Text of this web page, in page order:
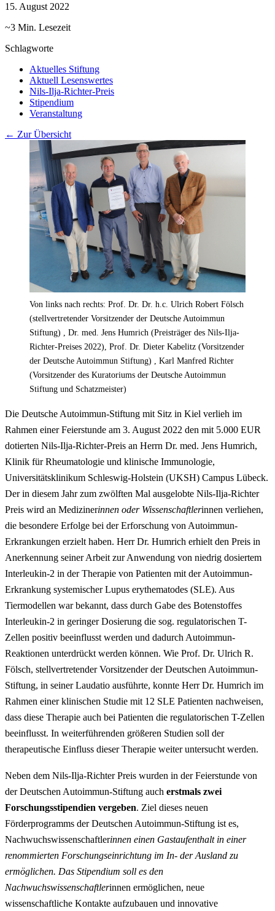
15. August 2022
~3 Min. Lesezeit
Schlagworte
Aktuelles Stiftung
Aktuell Lesenswertes
Nils-Ilja-Richter-Preis
Stipendium
Veranstaltung
← Zur Übersicht
Von links nach rechts: Prof. Dr. Dr. h.c. Ulrich Robert Fölsch
(stellvertretender Vorsitzender der Deutsche Autoimmun
Stiftung) , Dr. med. Jens Humrich (Preisträger des Nils-Ilja-
Richter-Preises 2022), Prof. Dr. Dieter Kabelitz (Vorsitzender
der Deutsche Autoimmun Stiftung) , Karl Manfred Richter
(Vorsitzender des Kuratoriums der Deutsche Autoimmun
Stiftung und Schatzmeister)
Die Deutsche Autoimmun-Stiftung mit Sitz in Kiel verlieh im
Rahmen einer Feierstunde am 3. August 2022 den mit 5.000 EUR
dotierten Nils-Ilja-Richter-Preis an Herrn Dr. med. Jens Humrich,
Klinik für Rheumatologie und klinische Immunologie,
Universitätsklinikum Schleswig-Holstein (UKSH) Campus Lübeck.
Der in diesem Jahr zum zwölften Mal ausgelobte Nils-Ilja-Richter
Preis wird an Medizinerinnen oder Wissenschaftlerinnen verliehen,
die besondere Erfolge bei der Erforschung von Autoimmun-
Erkrankungen erzielt haben. Herr Dr. Humrich erhielt den Preis in
Anerkennung seiner Arbeit zur Anwendung von niedrig dosiertem
Interleukin-2 in der Therapie von Patienten mit der Autoimmun-
Erkrankung systemischer Lupus erythematodes (SLE). Aus
Tiermodellen war bekannt, dass durch Gabe des Botenstoffes
Interleukin-2 in geringer Dosierung die sog. regulatorischen T-
Zellen positiv beeinflusst werden und dadurch Autoimmun-
Reaktionen unterdrückt werden können. Wie Prof. Dr. Ulrich R.
Fölsch, stellvertretender Vorsitzender der Deutschen Autoimmun-
Stiftung, in seiner Laudatio ausführte, konnte Herr Dr. Humrich im
Rahmen einer klinischen Studie mit 12 SLE Patienten nachweisen,
dass diese Therapie auch bei Patienten die regulatorischen T-Zellen
beeinflusst. In weiterführenden größeren Studien soll der
therapeutische Einfluss dieser Therapie weiter untersucht werden.
Neben dem Nils-Ilja-Richter Preis wurden in der Feierstunde von
der Deutschen Autoimmun-Stiftung auch erstmals zwei
Forschungsstipendien vergeben. Ziel dieses neuen
Förderprogramms der Deutschen Autoimmun-Stiftung ist es,
Nachwuchswissenschaftlerinnen einen Gastaufenthalt in einer
renommierten Forschungseinrichtung im In- der Ausland zu
ermöglichen. Das Stipendium soll es den
Nachwuchswissenschaftlerinnen ermöglichen, neue
wissenschaftliche Kontakte aufzubauen und innovative